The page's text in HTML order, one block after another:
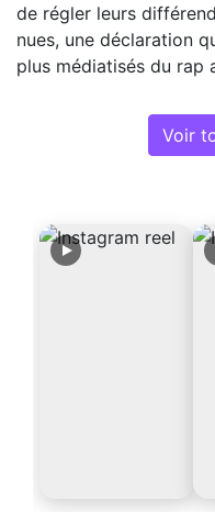
de régler leurs
nues, une déclaration
plus médiatisés du rap
Voir